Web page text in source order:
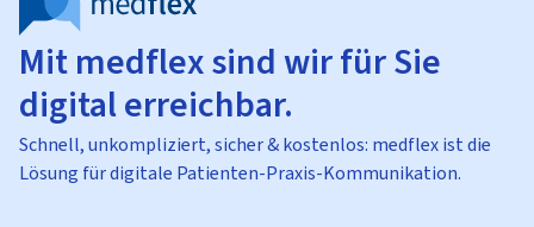
Mit medflex sind wir für Sie
digital erreichbar.
Schnell, unkompliziert, sicher & kostenlos: medflex ist die
Lösung für digitale Patienten-Praxis-Kommunikation.